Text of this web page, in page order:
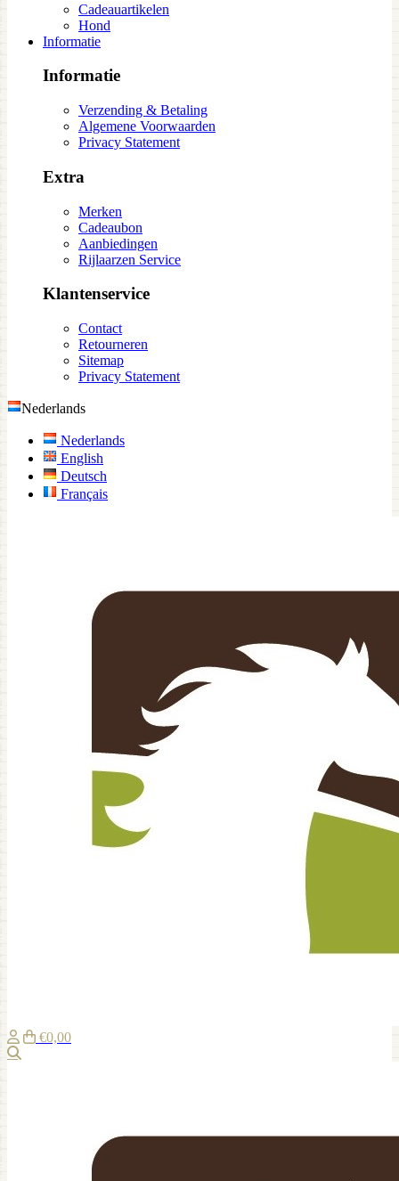
Cadeauartikelen
Hond
Informatie
Informatie
Verzending & Betaling
Algemene Voorwaarden
Privacy Statement
Extra
Merken
Cadeaubon
Aanbiedingen
Rijlaarzen Service
Klantenservice
Contact
Retourneren
Sitemap
Privacy Statement
Nederlands
Nederlands
English
Deutsch
Français
€0,00